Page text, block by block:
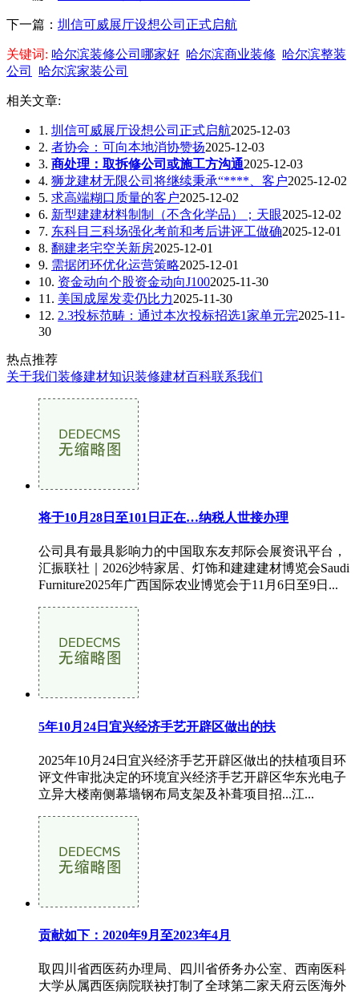
下一篇： 圳信可威展厅设想公司正式启航
关键词: 哈尔滨装修公司哪家好 哈尔滨商业装修 哈尔滨整装
公司
哈尔滨家装公司
相关文章:
1. 圳信可威展厅设想公司正式启航2025-12-03
2. 者协会：可向本地消协赞扬2025-12-03
3. 商处理：取拆修公司或施工方沟通2025-12-03
4. 狮龙建材无限公司将继续秉承“****、客户2025-12-02
5. 求高端糊口质量的客户2025-12-02
6. 新型建建材料制制（不含化学品）；天眼2025-12-02
7. 东科目三科场强化考前和考后讲评工做确2025-12-01
8. 翻建老宅空关新房2025-12-01
9. 需据闭环优化运营策略2025-12-01
10. 资金动向个股资金动向J1002025-11-30
11. 美国成屋发卖仍比力2025-11-30
12. 2.3投标范畴：通过本次投标招选1家单元完2025-11-
30
热点推荐
关于我们装修建材知识装修建材百科联系我们
将于10月28日至101日正在…纳税人世接办理
公司具有最具影响力的中国取东友邦际会展资讯平台，
汇振联社｜2026沙特家居、灯饰和建建建材博览会Saudi
Furniture2025年广西国际农业博览会于11月6日至9日...
5年10月24日宜兴经济手艺开辟区做出的扶
2025年10月24日宜兴经济手艺开辟区做出的扶植项目环
评文件审批决定的环境宜兴经济手艺开辟区华东光电子
立异大楼南侧幕墙钢布局支架及补葺项目招...江...
贡献如下：2020年9月至2023年4月
取四川省西医药办理局、四川省侨务办公室、西南医科
大学从属西医病院联袂打制了全球第二家天府云医海外